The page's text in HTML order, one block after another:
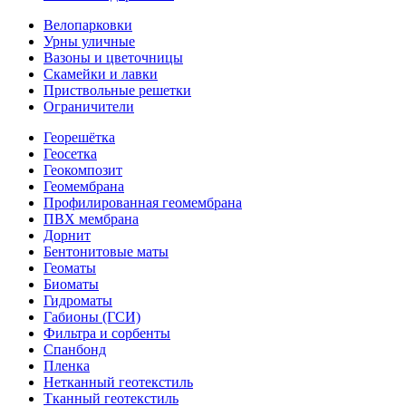
Велопарковки
Урны уличные
Вазоны и цветочницы
Скамейки и лавки
Приствольные решетки
Ограничители
Георешётка
Геосетка
Геокомпозит
Геомембрана
Профилированная геомембрана
ПВХ мембрана
Дорнит
Бентонитовые маты
Геоматы
Биоматы
Гидроматы
Габионы (ГСИ)
Фильтра и сорбенты
Спанбонд
Пленка
Нетканный геотекстиль
Тканный геотекстиль